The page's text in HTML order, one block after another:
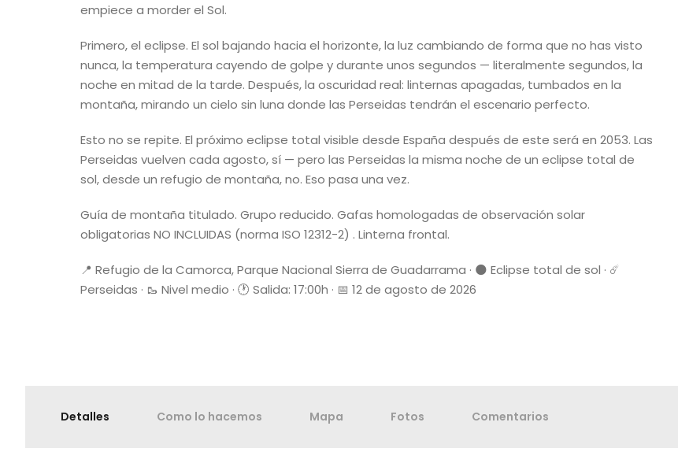
empiece a morder el Sol.
Primero, el eclipse. El sol bajando hacia el horizonte, la luz cambiando de forma que no has visto
nunca, la temperatura cayendo de golpe y durante unos segundos — literalmente segundos, la
noche en mitad de la tarde. Después, la oscuridad real: linternas apagadas, tumbados en la
montaña, mirando un cielo sin luna donde las Perseidas tendrán el escenario perfecto.
Esto no se repite. El próximo eclipse total visible desde España después de este será en 2053. Las
Perseidas vuelven cada agosto, sí — pero las Perseidas la misma noche de un eclipse total de
sol, desde un refugio de montaña, no. Eso pasa una vez.
Guía de montaña titulado. Grupo reducido. Gafas homologadas de observación solar
obligatorias NO INCLUIDAS (norma ISO 12312-2) . Linterna frontal.
📍 Refugio de la Camorca, Parque Nacional Sierra de Guadarrama · 🌑 Eclipse total de sol · ☄️
Perseidas · 🥾 Nivel medio · 🕐 Salida: 17:00h · 📅 12 de agosto de 2026
Detalles Como lo hacemos Mapa Fotos Comentarios